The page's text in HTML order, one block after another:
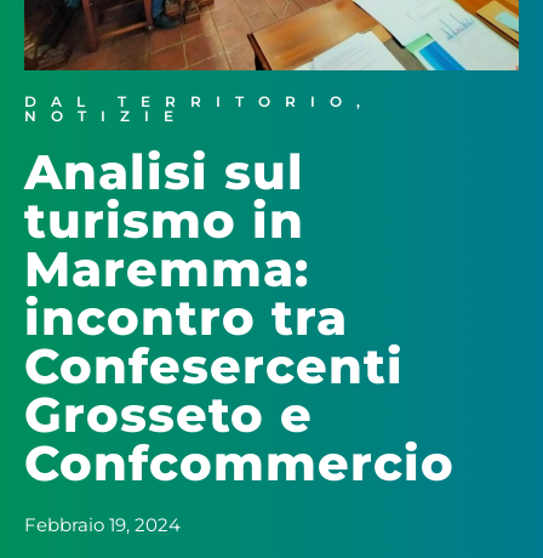
DAL TERRITORIO ,
NOTIZIE
Analisi sul
turismo in
Maremma:
incontro tra
Confesercenti
Grosseto e
Confcommercio
Febbraio 19, 2024